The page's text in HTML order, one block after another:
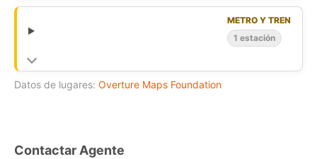
METRO Y TREN
1 estación
Datos de lugares: Overture Maps Foundation
Contactar Agente